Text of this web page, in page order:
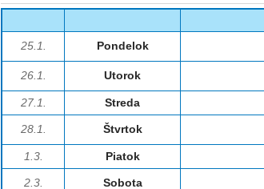
25.1. Pondelok
26.1. Utorok
27.1. Streda
28.1. Štvrtok
1.3. Piatok
2.3. Sobota